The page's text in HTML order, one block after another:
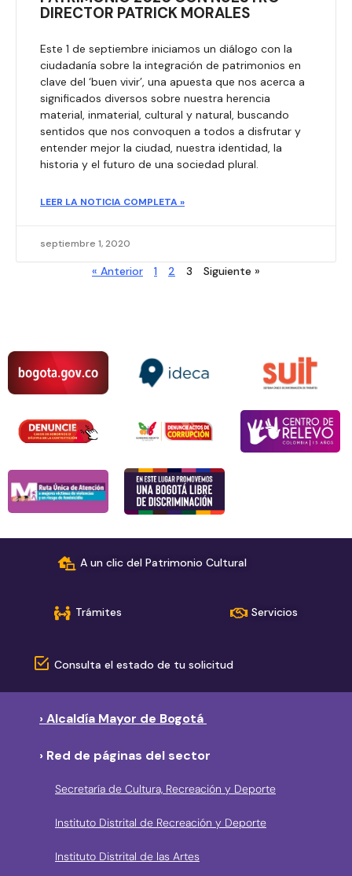
DIRECTOR PATRICK MORALES
Este 1 de septiembre iniciamos un diálogo con la
ciudadanía sobre la integración de patrimonios en
clave del ‘buen vivir’, una apuesta que nos acerca a
significados diversos sobre nuestra herencia
material, inmaterial, cultural y natural, buscando
sentidos que nos convoquen a todos a disfrutar y
entender mejor la ciudad, nuestra identidad, la
historia y el futuro de una sociedad plural.​
LEER LA NOTICIA COMPLETA »
septiembre 1, 2020
« Anterior 1 2 3 Siguiente »
A un clic del Patrimonio Cultural
Trámites Servicios
Consulta el estado de tu solicitud
› Alcaldía Mayor de Bogotá
› Red de páginas del sector
Secretaría de Cultura, Recreación y Deporte
Instituto Distrital de Recreación y Deporte
Instituto Distrital de las Artes